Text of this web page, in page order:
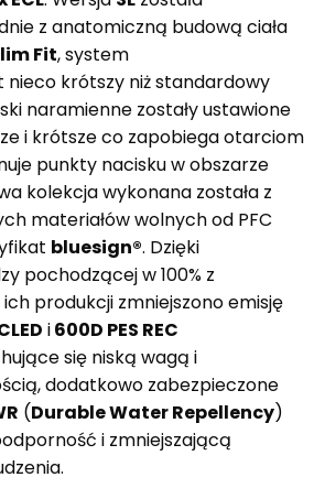
z anatomiczną budową ciała
Fit, system
nieco krótszy niż standardowy
naramienne zostały ustawione
i krótsze co zapobiega otarciom
punkty nacisku w obszarze
kolekcja wykonana została z
materiałów wolnych od PFC
bluesign®. Dzięki
pochodzącej w 100% z
produkcji zmniejszono emisję
i600D PES REC
się niską wagą i
dodatkowo zabezpieczone
(Durable Water Repellency)
i zmniejszającą